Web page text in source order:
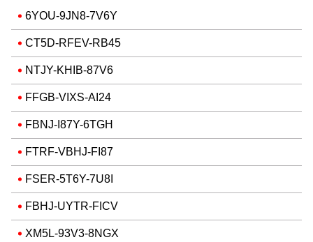
6YOU-9JN8-7V6Y
CT5D-RFEV-RB45
NTJY-KHIB-87V6
FFGB-VIXS-AI24
FBNJ-I87Y-6TGH
FTRF-VBHJ-FI87
FSER-5T6Y-7U8I
FBHJ-UYTR-FICV
XM5L-93V3-8NGX